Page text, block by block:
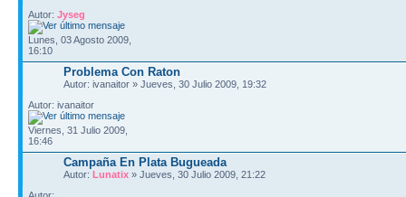
Autor: Jyseg
Lunes, 03 Agosto 2009,
16:10
Problema Con Raton
Autor: ivanaitor » Jueves, 30 Julio 2009, 19:32
Autor: ivanaitor
Viernes, 31 Julio 2009,
16:46
Campaña En Plata Bugueada
Autor: Lunatix » Jueves, 30 Julio 2009, 21:22
Autor: